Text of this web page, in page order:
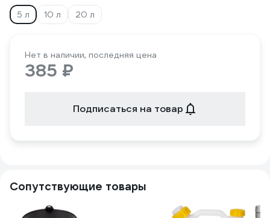
5 л
10 л 20 л
Нет в наличии, последняя цена
385 ₽
Подписаться на товар
Сопутствующие товары